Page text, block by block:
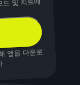
드 및 치트에
앱을 다운로